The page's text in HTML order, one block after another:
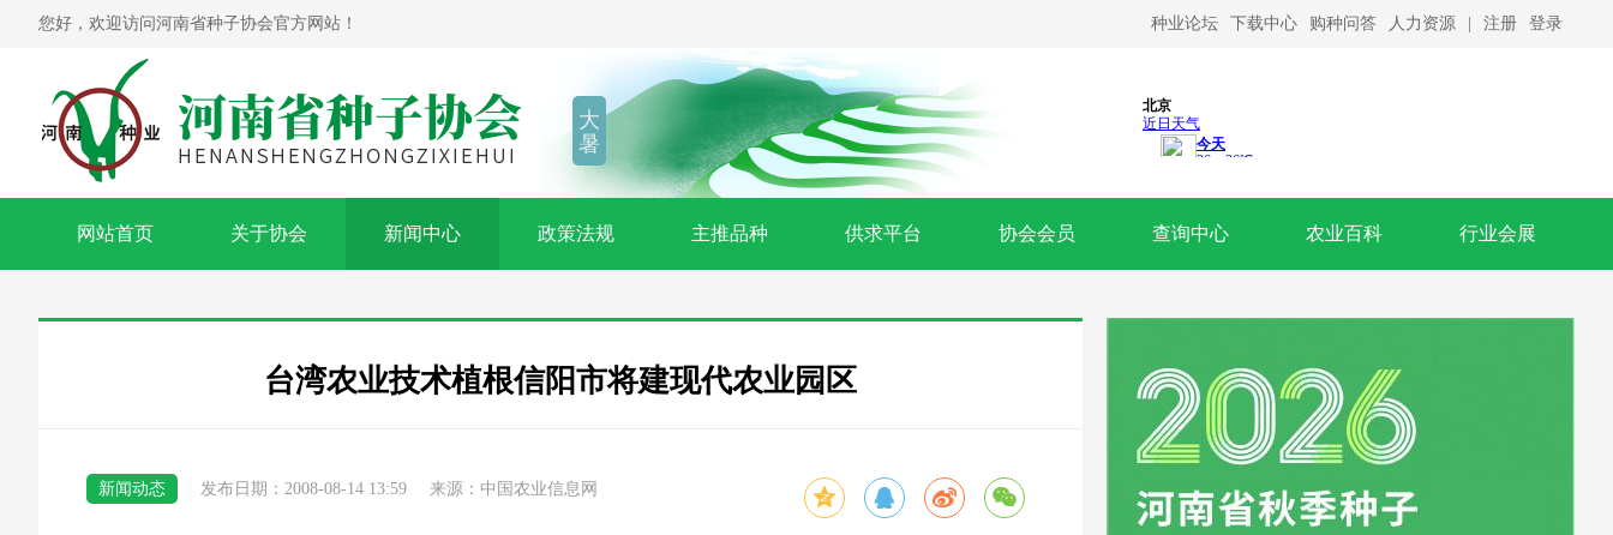
您好，欢迎访问河南省种子协会官方网站！ 种业论坛 下载中心 购种问答 人力资源 注册 登录
大
暑
网站首页 关于协会 新闻中心 政策法规 主推品种 供求平台 协会会员 查询中心 农业百科 行业会展
台湾农业技术植根信阳市将建现代农业园区
新闻动态 发布日期：2008-08-14 13:59 来源：中国农业信息网